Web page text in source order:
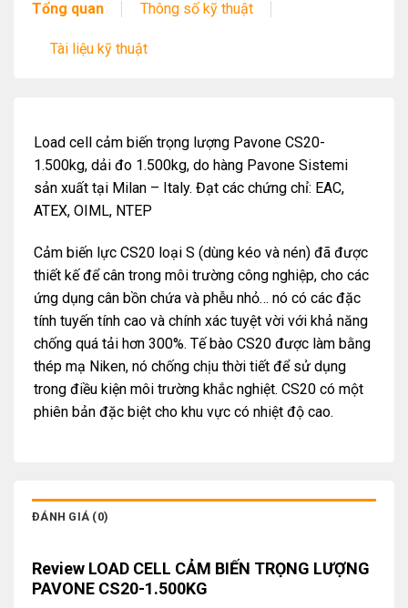
Tổng quan Thông số kỹ thuật
Tài liệu kỹ thuật
Load cell cảm biến trọng lượng Pavone CS20-
1.500kg, dải đo 1.500kg, do hàng Pavone Sistemi
sản xuất tại Milan – Italy. Đạt các chứng chỉ: EAC,
ATEX, OIML, NTEP
Cảm biến lực CS20 loại S (dùng kéo và nén) đã được
thiết kế để cân trong môi trường công nghiệp, cho các
ứng dụng cân bồn chứa và phễu nhỏ… nó có các đặc
tính tuyến tính cao và chính xác tuyệt vời với khả năng
chống quá tải hơn 300%. Tế bào CS20 được làm bằng
thép mạ Niken, nó chống chịu thời tiết để sử dụng
trong điều kiện môi trường khắc nghiệt. CS20 có một
phiên bản đặc biệt cho khu vực có nhiệt độ cao.
ĐÁNH GIÁ (0)
Review LOAD CELL CẢM BIẾN TRỌNG LƯỢNG
PAVONE CS20-1.500KG